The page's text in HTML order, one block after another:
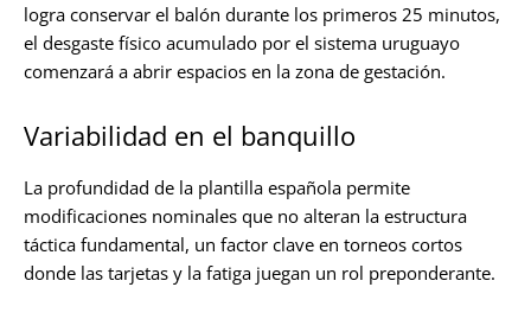
logra conservar el balón durante los primeros 25 minutos,
el desgaste físico acumulado por el sistema uruguayo
comenzará a abrir espacios en la zona de gestación.
Variabilidad en el banquillo
La profundidad de la plantilla española permite
modificaciones nominales que no alteran la estructura
táctica fundamental, un factor clave en torneos cortos
donde las tarjetas y la fatiga juegan un rol preponderante.